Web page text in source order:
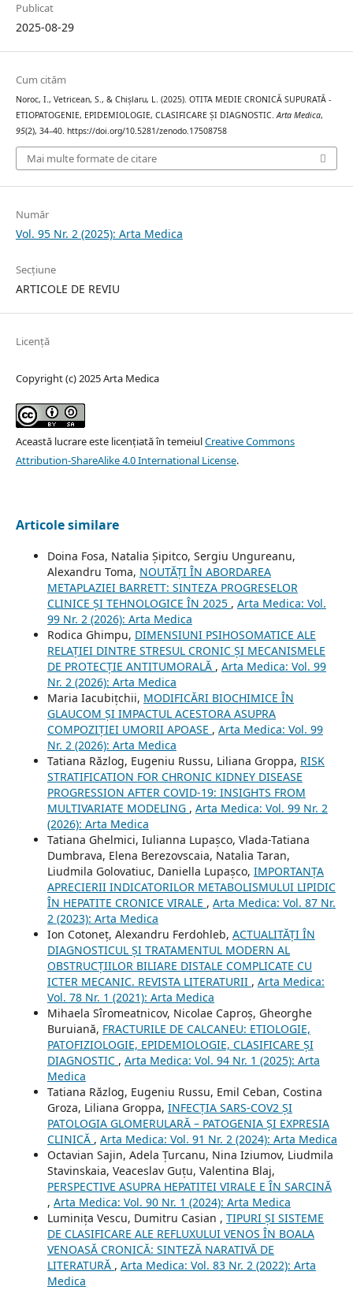
Publicat
2025-08-29
Cum cităm
Noroc, I., Vetricean, S., & Chișlaru, L. (2025). OTITA MEDIE CRONICĂ SUPURATĂ -
ETIOPATOGENIE, EPIDEMIOLOGIE, CLASIFICARE ȘI DIAGNOSTIC. Arta Medica,
95(2), 34–40. https://doi.org/10.5281/zenodo.17508758
Mai multe formate de citare
Număr
Vol. 95 Nr. 2 (2025): Arta Medica
Secțiune
ARTICOLE DE REVIU
Licență
Copyright (c) 2025 Arta Medica
Această lucrare este licențiată în temeiulCreative Commons
Attribution-ShareAlike 4.0 International License.
Articole similare
Doina Fosa, Natalia Șipitco, Sergiu Ungureanu,
Alexandru Toma, NOUTĂȚI ÎN ABORDAREA
METAPLAZIEI BARRETT: SINTEZA PROGRESELOR
CLINICE ȘI TEHNOLOGICE ÎN 2025 , Arta Medica: Vol.
99 Nr. 2 (2026): Arta Medica
Rodica Ghimpu, DIMENSIUNI PSIHOSOMATICE ALE
RELAȚIEI DINTRE STRESUL CRONIC ȘI MECANISMELE
DE PROTECȚIE ANTITUMORALĂ , Arta Medica: Vol. 99
Nr. 2 (2026): Arta Medica
Maria Iacubițchii, MODIFICĂRI BIOCHIMICE ÎN
GLAUCOM ȘI IMPACTUL ACESTORA ASUPRA
COMPOZIȚIEI UMORII APOASE , Arta Medica: Vol. 99
Nr. 2 (2026): Arta Medica
Tatiana Răzlog, Eugeniu Russu, Liliana Groppa, RISK
STRATIFICATION FOR CHRONIC KIDNEY DISEASE
PROGRESSION AFTER COVID-19: INSIGHTS FROM
MULTIVARIATE MODELING , Arta Medica: Vol. 99 Nr. 2
(2026): Arta Medica
Tatiana Ghelmici, Iulianna Lupașco, Vlada-Tatiana
Dumbrava, Elena Berezovscaia, Natalia Taran,
Liudmila Golovatiuc, Daniella Lupașco, IMPORTANȚA
APRECIERII INDICATORILOR METABOLISMULUI LIPIDIC
ÎN HEPATITE CRONICE VIRALE , Arta Medica: Vol. 87 Nr.
2 (2023): Arta Medica
Ion Cotoneț, Alexandru Ferdohleb, ACTUALITĂȚI ÎN
DIAGNOSTICUL ȘI TRATAMENTUL MODERN AL
OBSTRUCȚIILOR BILIARE DISTALE COMPLICATE CU
ICTER MECANIC. REVISTA LITERATURII , Arta Medica:
Vol. 78 Nr. 1 (2021): Arta Medica
Mihaela Sîromeatnicov, Nicolae Caproș, Gheorghe
Buruiană, FRACTURILE DE CALCANEU: ETIOLOGIE,
PATOFIZIOLOGIE, EPIDEMIOLOGIE, CLASIFICARE ȘI
DIAGNOSTIC , Arta Medica: Vol. 94 Nr. 1 (2025): Arta
Medica
Tatiana Răzlog, Eugeniu Russu, Emil Ceban, Costina
Groza, Liliana Groppa, INFECȚIA SARS-COV2 ȘI
PATOLOGIA GLOMERULARĂ – PATOGENIA ȘI EXPRESIA
CLINICĂ , Arta Medica: Vol. 91 Nr. 2 (2024): Arta Medica
Octavian Sajin, Adela Țurcanu, Nina Iziumov, Liudmila
Stavinskaia, Veaceslav Guțu, Valentina Blaj,
PERSPECTIVE ASUPRA HEPATITEI VIRALE E ÎN SARCINĂ
, Arta Medica: Vol. 90 Nr. 1 (2024): Arta Medica
Luminița Vescu, Dumitru Casian , TIPURI ȘI SISTEME
DE CLASIFICARE ALE REFLUXULUI VENOS ÎN BOALA
VENOASĂ CRONICĂ: SINTEZĂ NARATIVĂ DE
LITERATURĂ , Arta Medica: Vol. 83 Nr. 2 (2022): Arta
Medica